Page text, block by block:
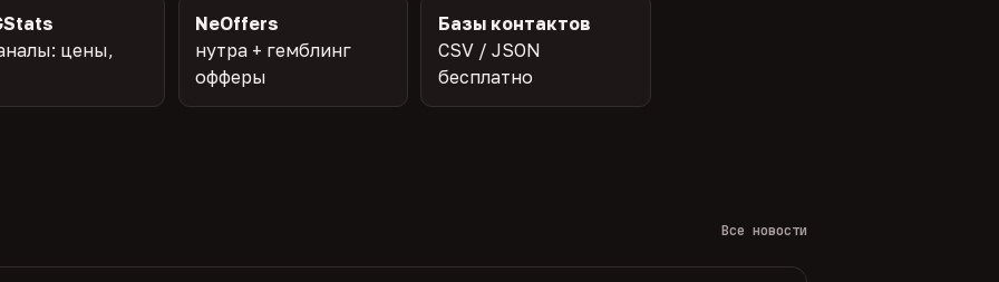
цены,
NeOffers
нутра + гемблинг
офферы
Базы контактов
CSV / JSON
бесплатно
Все новости